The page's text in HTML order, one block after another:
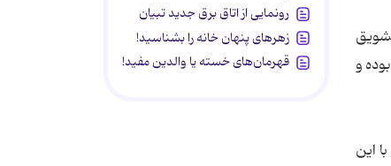
بوده و
این
رونمایی از اتاق برق جدید تبیان
زهرهای پنهان خانه را بشناسید!
قهرمان‌های خسته یا والدین مفید!